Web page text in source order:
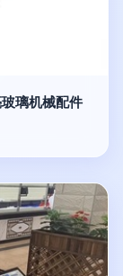
璃机械配件